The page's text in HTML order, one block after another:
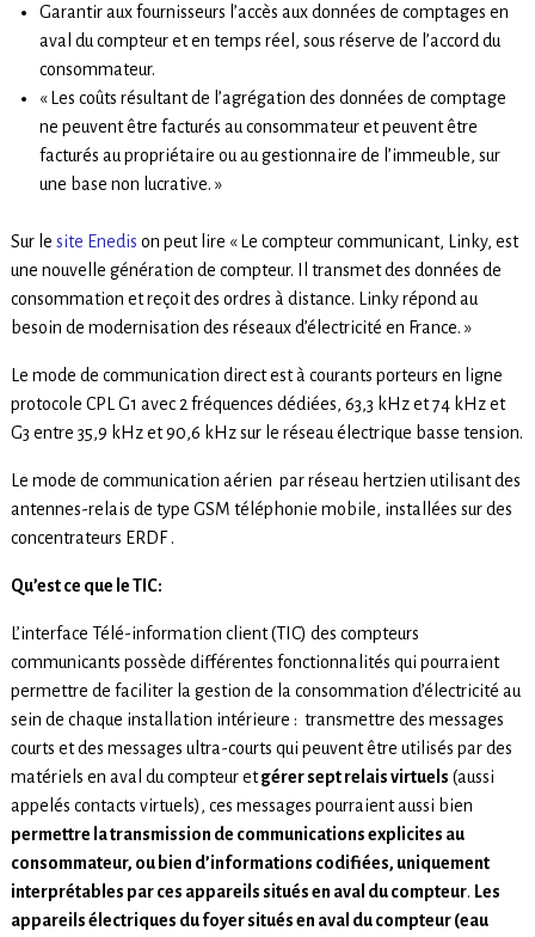
Garantir aux fournisseurs l’accès aux données de comptages en
aval du compteur et en temps réel, sous réserve de l’accord du
consommateur.
« Les coûts résultant de l’agrégation des données de comptage
ne peuvent être facturés au consommateur et peuvent être
facturés au propriétaire ou au gestionnaire de l’immeuble, sur
une base non lucrative. »
Sur le site Enedis on peut lire « Le compteur communicant, Linky, est
une nouvelle génération de compteur. Il transmet des données de
consommation et reçoit des ordres à distance. Linky répond au
besoin de modernisation des réseaux d’électricité en France. »
Le mode de communication direct est à courants porteurs en ligne
protocole CPL G1 avec 2 fréquences dédiées, 63,3 kHz et 74 kHz et
G3 entre 35,9 kHz et 90,6 kHz sur le réseau électrique basse tension.
Le mode de communication aérien par réseau hertzien utilisant des
antennes-relais de type GSM téléphonie mobile, installées sur des
concentrateurs ERDF .
Qu’est ce que le TIC:
L’interface Télé-information client (TIC) des compteurs
communicants possède différentes fonctionnalités qui pourraient
permettre de faciliter la gestion de la consommation d’électricité au
sein de chaque installation intérieure : transmettre des messages
courts et des messages ultra-courts qui peuvent être utilisés par des
matériels en aval du compteur etgérer sept relais virtuels (aussi
appelés contacts virtuels), ces messages pourraient aussi bien
permettre la transmission de communications explicites au
consommateur, ou bien d’informations codifiées, uniquement
interprétables par ces appareils situés en aval du compteur. Les
appareils électriques du foyer situés en aval du compteur (eau